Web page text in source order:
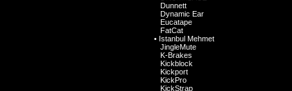
Dunnett
Dynamic Ear
Eucatape
FatCat
• Istanbul Mehmet
JingleMute
K-Brakes
Kickblock
Kickport
KickPro
KickStrap